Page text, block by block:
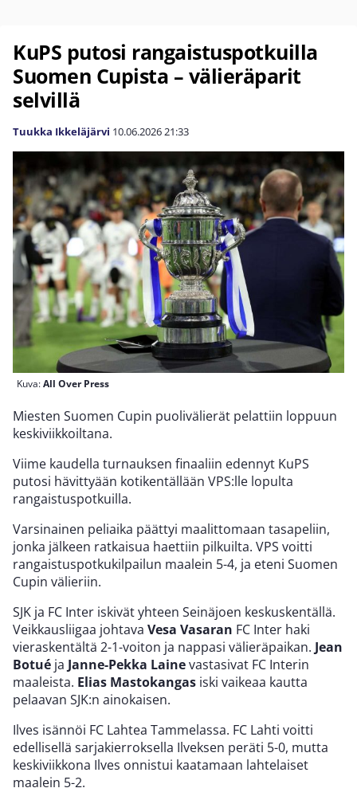
KuPS putosi rangaistuspotkuilla
Suomen Cupista – välieräparit
selvillä
Tuukka Ikkeläjärvi 10.06.202621:33
Kuva:All Over Press
Miesten Suomen Cupin puolivälierät pelattiin loppuun
keskiviikkoiltana.
Viime kaudella turnauksen finaaliin edennyt KuPS
putosi hävittyään kotikentällään VPS:lle lopulta
rangaistuspotkuilla.
Varsinainen peliaika päättyi maalittomaan tasapeliin,
jonka jälkeen ratkaisua haettiin pilkuilta. VPS voitti
rangaistuspotkukilpailun maalein 5-4, ja eteni Suomen
Cupin välieriin.
SJK ja FC Inter iskivät yhteen Seinäjoen keskuskentällä.
Veikkausliigaa johtava Vesa Vasaran FC Inter haki
vieraskentältä 2-1-voiton ja nappasi välieräpaikan. Jean
Botué ja Janne-Pekka Lainevastasivat FC Interin
maaleista. Elias Mastokangas iski vaikeaa kautta
pelaavan SJK:n ainokaisen.
Ilves isännöi FC Lahtea Tammelassa. FC Lahti voitti
edellisellä sarjakierroksella Ilveksen peräti 5-0, mutta
keskiviikkona Ilves onnistui kaatamaan lahtelaiset
maalein 5-2.